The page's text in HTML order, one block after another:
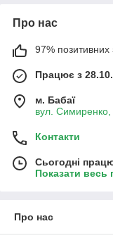
Про нас
97% позитивних
Працює з
м. Бабаї
вул. Симиренко,
Контакти
Сьогодні
Показати весь
Про нас